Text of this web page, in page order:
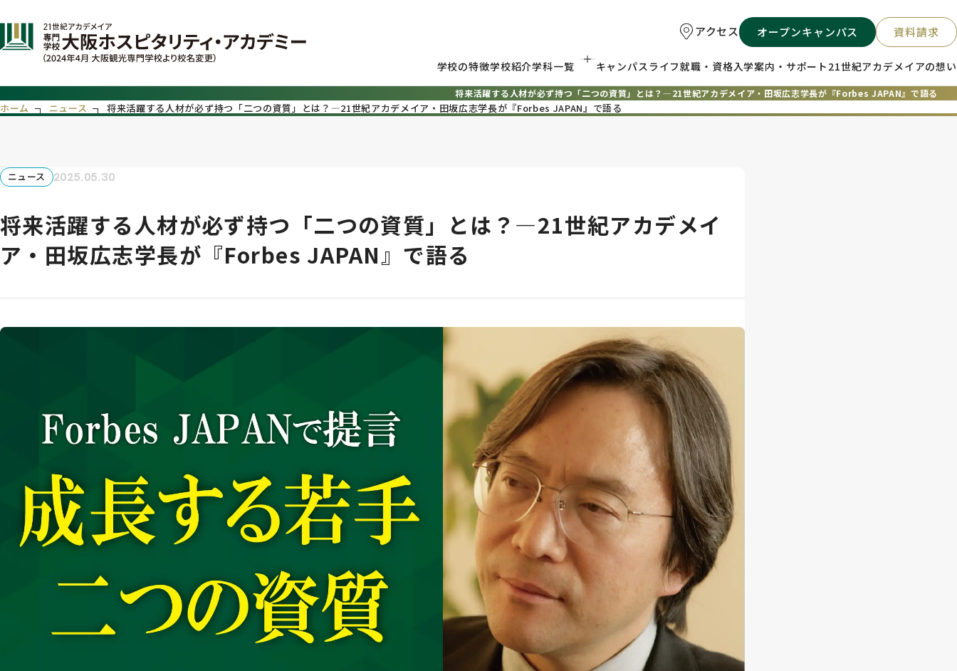
アクセス オープンキャンパス 資料請求
学校の特徴学校紹介学科一覧 キャンパスライフ就職・資格入学案内・サポート 21世紀アカデメイアの想い
将来活躍する人材が必ず持つ「二つの資質」とは？―21世紀アカデメイア・田坂広志学長が『Forbes JAPAN』で語る
ホーム ニュース 将来活躍する人材が必ず持つ「二つの資質」とは？―21世紀アカデメイア・田坂広志学長が『Forbes JAPAN』で語る
ニュース 2025.05.30
将来活躍する人材が必ず持つ「二つの資質」とは？―21世紀アカデメイ
ア・田坂広志学長が『Forbes JAPAN』で語る